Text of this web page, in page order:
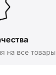
на все товары